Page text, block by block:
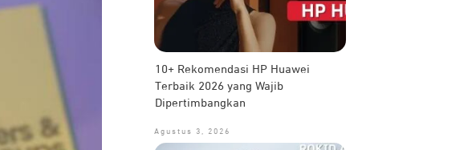
10+ Rekomendasi HP Huawei
Terbaik 2026 yang Wajib
Dipertimbangkan
Agustus 3, 2026